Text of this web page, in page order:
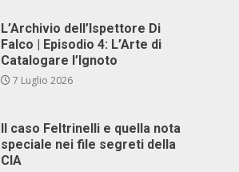
L’Archivio dell’Ispettore Di
Falco | Episodio 4: L’Arte di
Catalogare l’Ignoto
7 Luglio 2026
Il caso Feltrinelli e quella nota
speciale nei file segreti della
CIA